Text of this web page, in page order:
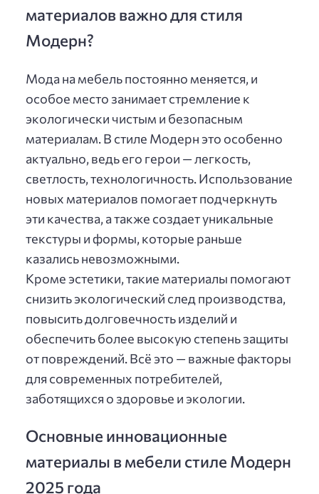
материалов важно для стиля
Модерн?
Мода на мебель постоянно меняется, и
особое место занимает стремление к
экологически чистым и безопасным
материалам. В стиле Модерн это особенно
актуально, ведь его герои — легкость,
светлость, технологичность. Использование
новых материалов помогает подчеркнуть
эти качества, а также создает уникальные
текстуры и формы, которые раньше
казались невозможными.
Кроме эстетики, такие материалы помогают
снизить экологический след производства,
повысить долговечность изделий и
обеспечить более высокую степень защиты
от повреждений. Всё это — важные факторы
для современных потребителей,
заботящихся о здоровье и экологии.
Основные инновационные
материалы в мебели стиле Модерн
2025 года